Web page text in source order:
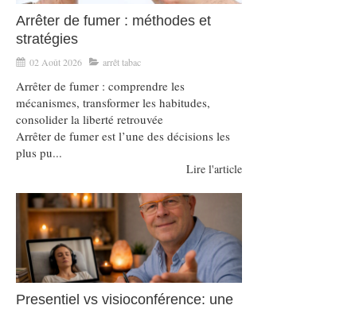
Arrêter de fumer : méthodes et
stratégies
02 Août 2026 arrêt tabac
Arrêter de fumer : comprendre les
mécanismes, transformer les habitudes,
consolider la liberté retrouvée
Arrêter de fumer est l’une des décisions les
plus pu...
Lire l'article
Presentiel vs visioconférence: une